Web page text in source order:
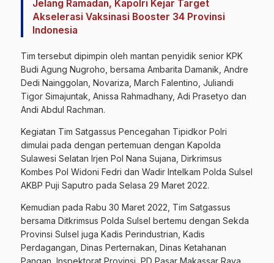
Jelang Ramadan, Kapolri Kejar Target
Akselerasi Vaksinasi Booster 34 Provinsi
Indonesia
Tim tersebut dipimpin oleh mantan penyidik senior KPK
Budi Agung Nugroho, bersama Ambarita Damanik, Andre
Dedi Nainggolan, Novariza, March Falentino, Juliandi
Tigor Simajuntak, Anissa Rahmadhany, Adi Prasetyo dan
Andi Abdul Rachman.
Kegiatan Tim Satgassus Pencegahan Tipidkor Polri
dimulai pada dengan pertemuan dengan Kapolda
Sulawesi Selatan Irjen Pol Nana Sujana, Dirkrimsus
Kombes Pol Widoni Fedri dan Wadir Intelkam Polda Sulsel
AKBP Puji Saputro pada Selasa 29 Maret 2022.
Kemudian pada Rabu 30 Maret 2022, Tim Satgassus
bersama Ditkrimsus Polda Sulsel bertemu dengan Sekda
Provinsi Sulsel juga Kadis Perindustrian, Kadis
Perdagangan, Dinas Perternakan, Dinas Ketahanan
Pangan, Inspektorat Provinsi, PD Pasar Makassar Raya